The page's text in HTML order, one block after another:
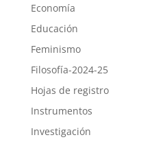
Economía
Educación
Feminismo
Filosofía-2024-25
Hojas de registro
Instrumentos
Investigación